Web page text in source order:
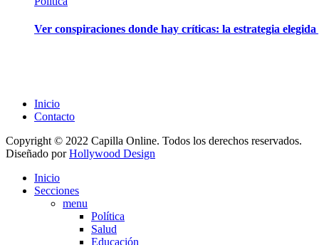
Ver conspiraciones donde hay críticas: la estrategia
Inicio
Contacto
Copyright © 2022 Capilla Online. Todos los derechos reservados.
Diseñado porHollywood Design
Inicio
Secciones
menu
Política
Salud
Educación